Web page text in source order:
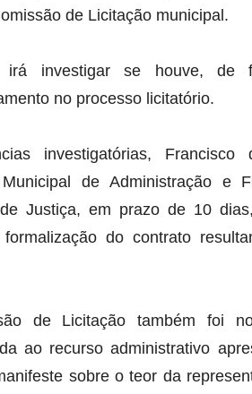
de Licitação municipal.
investigar se houve, de
no processo licitatório.
investigatórias, Francisco
de Administração e
Justiça, em prazo de 10
do contrato
de Licitação também foi
ao recurso administrativo
sobre o teor da